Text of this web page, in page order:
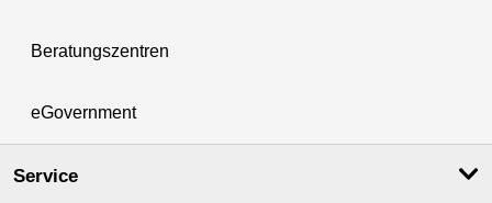
Beratungszentren
eGovernment
Service